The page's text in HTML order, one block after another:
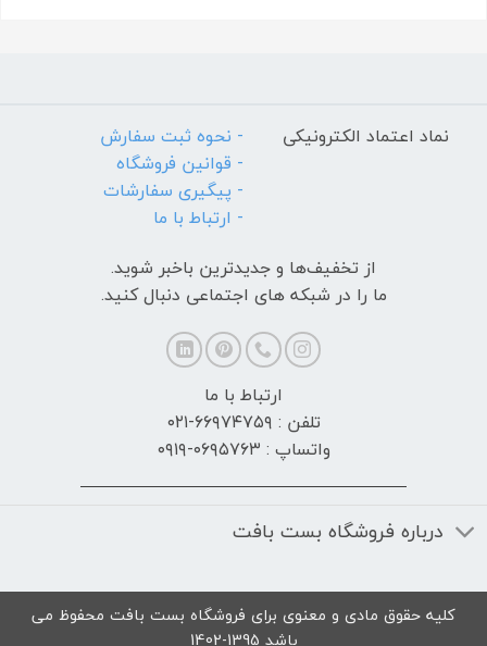
نماد اعتماد الکترونیکی
- نحوه ثبت سفارش
- قوانین فروشگاه
- پیگیری سفارشات
- ارتباط با ما
از تخفیف‌ها و جدیدترین‌ باخبر شوید.
ما را در شبکه های اجتماعی دنبال کنید.
ارتباط با ما
تلفن : ۶۶۹۷۴۷۵۹-۰۲۱
واتساپ : ۰۶۹۵۷۶۳-۰۹۱۹
درباره فروشگاه بست بافت
کلیه حقوق مادی و معنوی برای فروشگاه بست بافت محفوظ می
باشد 1395-1402